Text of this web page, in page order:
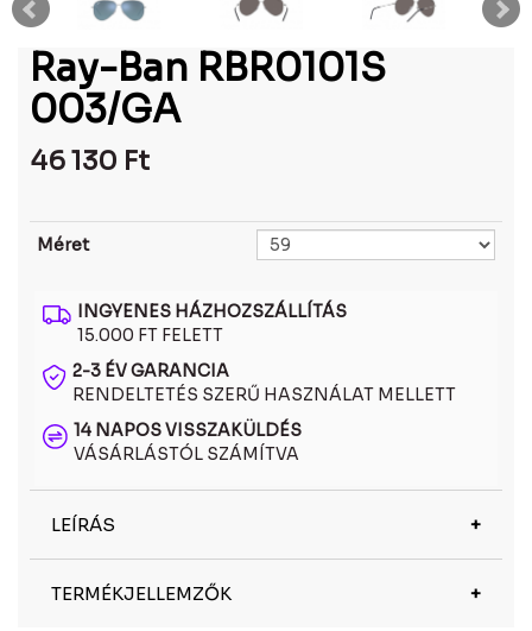
Ray-Ban RBR0101S
003/GA
46 130 Ft
Méret
INGYENES HÁZHOZSZÁLLÍTÁS
15.000 FT FELETT
2-3 ÉV GARANCIA
RENDELTETÉS SZERŰ HASZNÁLAT MELLETT
14 NAPOS VISSZAKÜLDÉS
VÁSÁRLÁSTÓL SZÁMÍTVA
LEÍRÁS
klasszikus és a modern dizájn tökéletes
TERMÉKJELLEMZŐK